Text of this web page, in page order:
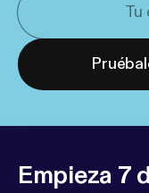
Empieza 7